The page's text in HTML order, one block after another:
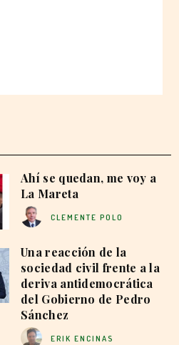
Ahí se quedan, me voy a
La Mareta
CLEMENTE POLO
Una reacción de la
sociedad civil frente a la
deriva antidemocrática
del Gobierno de Pedro
Sánchez
ERIK ENCINAS